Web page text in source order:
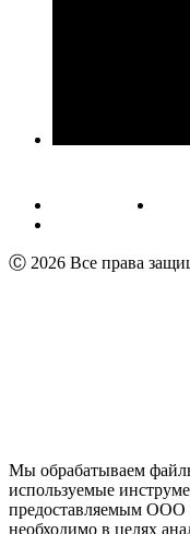
Публичная оферта
Пользовательское
Ⓒ 2026 Все права
Мы обрабатываем
используемые
предоставляемым ООО
необходимо в целях